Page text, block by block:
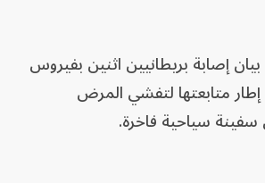
إصابة بريطانيين اثنين بفيروس
متابعتها لتفشي المرض
سياحية فاخرة.